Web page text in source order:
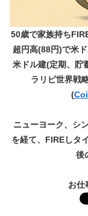
50歳で家族持ち
超円高(88円)で米
米ドル建(定期、貯
ラリピ世界戦
(
ニューヨーク、シ
を経て、FIREしタ
後
お仕